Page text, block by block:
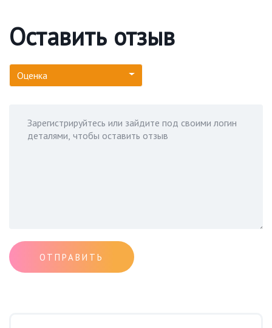
Оставить отзыв
Оценка
ОТПРАВИТЬ